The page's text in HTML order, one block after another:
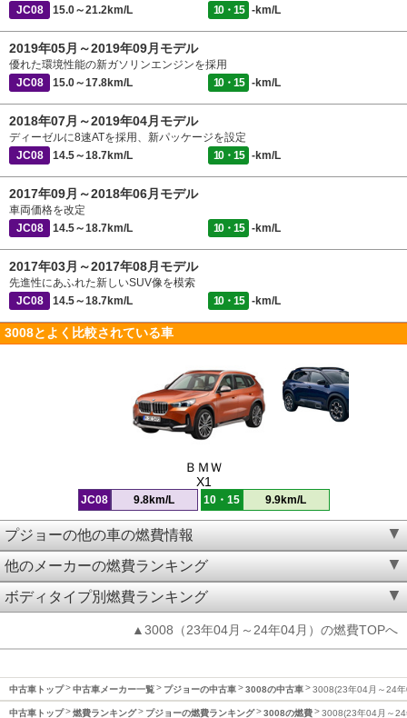
JC08
15.0～21.2km/L 10・15 -km/L
2019年05月～2019年09月モデル
優れた環境性能の新ガソリンエンジンを採用
JC08
15.0～17.8km/L 10・15 -km/L
2018年07月～2019年04月モデル
ディーゼルに8速ATを採用、新パッケージを設定
JC08
14.5～18.7km/L 10・15 -km/L
2017年09月～2018年06月モデル
車両価格を改定
JC08
14.5～18.7km/L 10・15 -km/L
2017年03月～2017年08月モデル
先進性にあふれた新しいSUV像を模索
JC08
14.5～18.7km/L 10・15 -km/L
3008とよく比較されている車
ＢＭＷ
X1
JC08 9.8km/L 10・15 9.9km/L
プジョーの他の車の燃費情報
他のメーカーの燃費ランキング
ボディタイプ別燃費ランキング
▲3008（23年04月～24年04月）の燃費TOPへ
中古車トップ 中古車メーカー一覧 プジョーの中古車 3008の中古車 3008(23年04月～24
中古車トップ 燃費ランキング プジョーの燃費ランキング 3008の燃費 3008(23年04月～